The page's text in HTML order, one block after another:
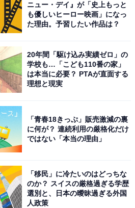
ニュー・デイ』が「史上もっと
も優しいヒーロー映画」になっ
た理由。予習したい作品は？
20年間「駆け込み実績ゼロ」の
学校も…「こども110番の家」
は本当に必要？ PTAが直面する
理想と現実
「青春18きっぷ」販売激減の裏
に何が？ 連続利用の厳格化だけ
ではない「本当の理由」
「移民」に冷たいのはどっちな
のか？ スイスの厳格過ぎる学歴
選別と、日本の曖昧過ぎる外国
人政策